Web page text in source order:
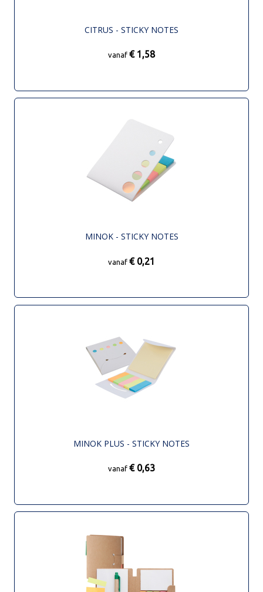
CITRUS - STICKY NOTES
vanaf € 1,58
MINOK - STICKY NOTES
vanaf € 0,21
MINOK PLUS - STICKY NOTES
vanaf € 0,63